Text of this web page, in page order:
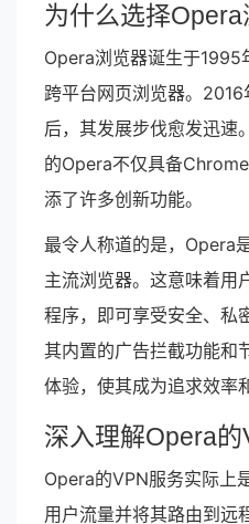
为什么选择Opera
Opera浏览器诞生于1995
跨平台网页浏览器。
后，其发展步伐愈发迅
的Opera不仅具备
添了许多创新功能。
最令人称道的是，Opera
主流浏览器。这意味着用
程序，即可享受安全、私
其内置的广告拦截功能和
体验，使其成为追求效率
深入理解Opera的
Opera的VPN服务实际上
用户流量并将其路由到远